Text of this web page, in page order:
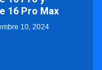
16 Pro Max
10, 2024